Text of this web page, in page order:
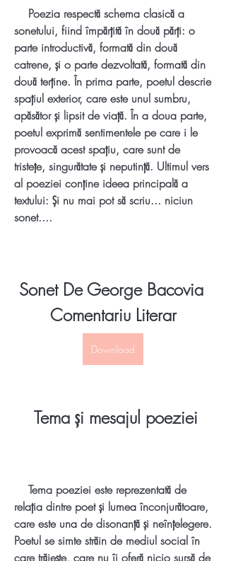
sonetului, fiind împărțită în două părți: o
parte introductivă, formată din două
catrene, și o parte dezvoltată, formată din
două terține. În prima parte, poetul descrie
spațiul exterior, care este unul sumbru,
apăsător și lipsit de viață. În a doua parte,
poetul exprimă sentimentele pe care i le
provoacă acest spațiu, care sunt de
tristețe, singurătate și neputință. Ultimul vers
al poeziei conține ideea principală a
textului: Și nu mai pot să scriu... niciun
sonet....
Sonet De George Bacovia
Comentariu Literar
Download
    Tema și mesajul poeziei
relația dintre poet și lumea înconjurătoare,
care este una de disonanță și neînțelegere.
Poetul se simte străin de mediul social în
care trăiește, care nu îi oferă nicio sursă de